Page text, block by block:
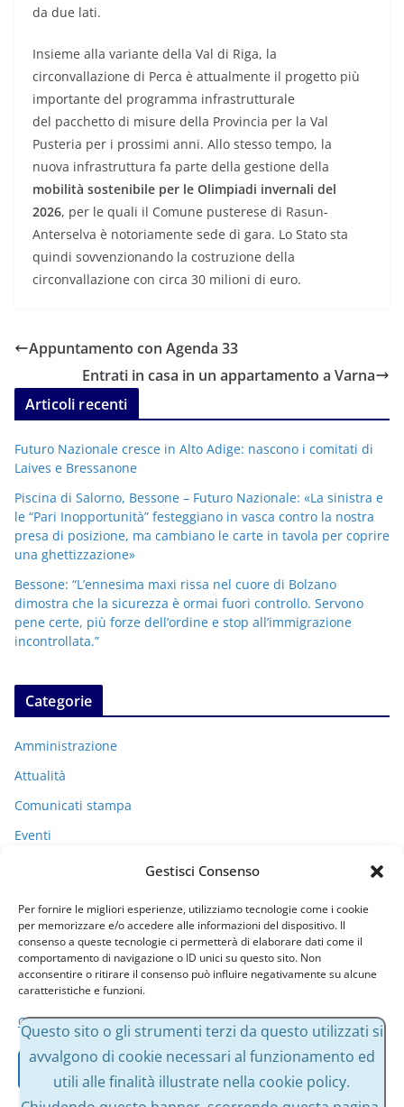
Gestisci Consenso
Per fornire le migliori esperienze, utilizziamo tecnologie come i cookie
per memorizzare e/o accedere alle informazioni del dispositivo. Il
consenso a queste tecnologie ci permetterà di elaborare dati come il
comportamento di navigazione o ID unici su questo sito. Non
acconsentire o ritirare il consenso può influire negativamente su alcune
caratteristiche e funzioni.
Gestisci servizi
da due lati.
Insieme alla variante della Val di Riga, la
circonvallazione di Perca è attualmente il progetto più
importante del programma infrastrutturale
del pacchetto di misure della Provincia per la Val
Pusteria per i prossimi anni. Allo stesso tempo, la
nuova infrastruttura fa parte della gestione della
mobilità sostenibile per le Olimpiadi invernali del
2026, per le quali il Comune pusterese di Rasun-
Anterselva è notoriamente sede di gara. Lo Stato sta
quindi sovvenzionando la costruzione della
circonvallazione con circa 30 milioni di euro.
Appuntamento con Agenda 33
Entrati in casa in un appartamento a Varna
Articoli recenti
Futuro Nazionale cresce in Alto Adige: nascono i comitati di
Laives e Bressanone
Piscina di Salorno, Bessone – Futuro Nazionale: «La sinistra e
le “Pari Inopportunità” festeggiano in vasca contro la nostra
presa di posizione, ma cambiano le carte in tavola per coprire
una ghettizzazione»
Bessone: “L’ennesima maxi rissa nel cuore di Bolzano
dimostra che la sicurezza è ormai fuori controllo. Servono
pene certe, più forze dell’ordine e stop all’immigrazione
incontrollata.”
Categorie
Amministrazione
Attualità
Comunicati stampa
Eventi
Uncategorized
Archivi
A
h
Questo sito o gli strumenti terzi da questo utilizzati si
avvalgono di cookie necessari al funzionamento ed
utili alle finalità illustrate nella cookie policy.